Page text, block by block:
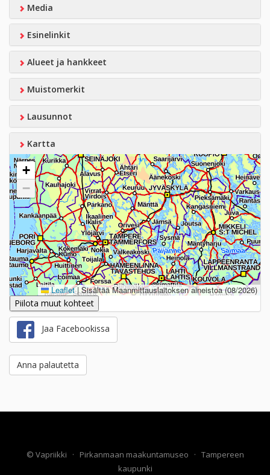
Media
Esinelinkit
Alueet ja hankkeet
Muistomerkit
Lausunnot
Kartta
+
−
Leaflet |Sisältää Maanmittauslaitoksen aineistoa (08/2026)
Piilota muut kohteet
Jaa Facebookissa
Anna palautetta
© Vapriikki · Pirkanmaan maakuntamuseo · Tampereen
kaupunki